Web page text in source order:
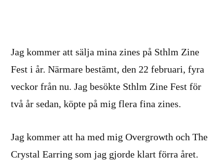
Jag kommer att sälja mina zines på Sthlm Zine
Fest i år. Närmare bestämt, den 22 februari, fyra
veckor från nu. Jag besökte Sthlm Zine Fest för
två år sedan, köpte på mig flera fina zines.
Jag kommer att ha med mig Overgrowth och The
Crystal Earring som jag gjorde klart förra året.